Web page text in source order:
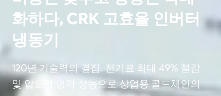
화하다, CRK 고효율 인버터
냉동기
120년 기술력의 결집. 전기료 최대 49% 절감
및 압도적 냉각 성능으로 상업용 콜드체인의